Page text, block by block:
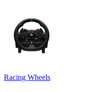
Racing Wheels